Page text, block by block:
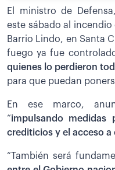
El ministro de
este sábado al
Barrio Lindo, en Santa
fuego ya fue
quienes lo perdieron
para que puedan
En ese marco,
“impulsando medidas
crediticios y el acceso
“También será